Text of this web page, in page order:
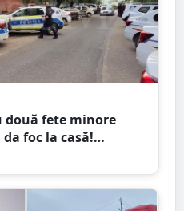
două fete minore
foc la casă!
distracția”